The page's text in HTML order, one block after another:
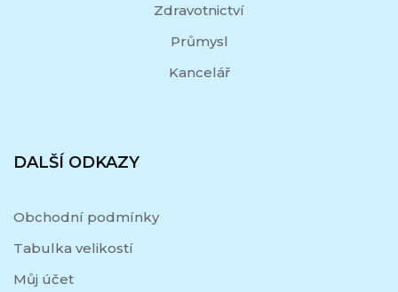
Zdravotnictví
Průmysl
Kancelář
DALŠÍ ODKAZY
Obchodní podmínky
Tabulka velikostí
Můj účet